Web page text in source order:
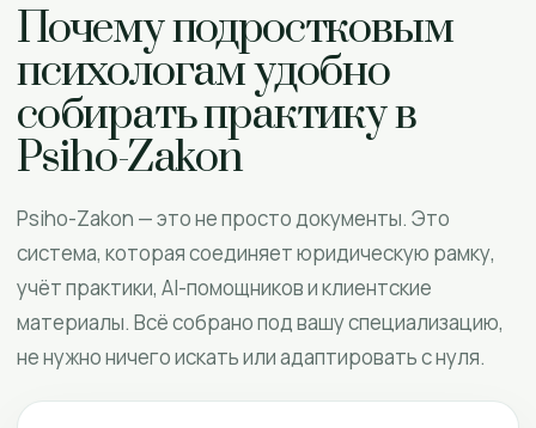
Почему подростковым
психологам удобно
собирать практику в
Psiho-Zakon
Psiho-Zakon — это не просто документы. Это
система, которая соединяет юридическую рамку,
учёт практики, AI-помощников и клиентские
материалы. Всё собрано под вашу специализацию,
не нужно ничего искать или адаптировать с нуля.